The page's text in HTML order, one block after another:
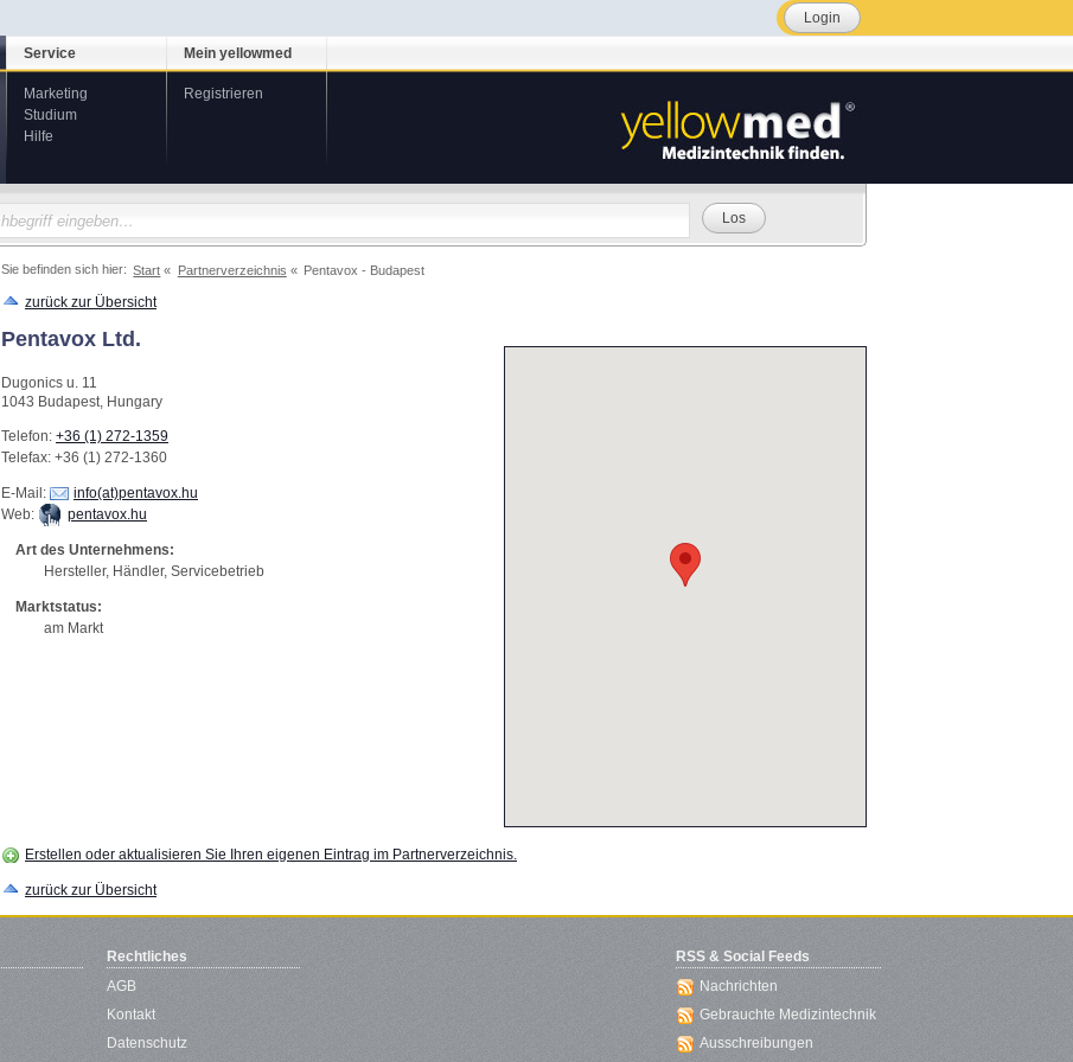
Login
Service
Marketing
Studium
Hilfe
Mein yellowmed
Registrieren
Los
Sie befinden sich hier: Start Partnerverzeichnis Pentavox - Budapest
zurück zur Übersicht
Pentavox Ltd.
Dugonics u. 11
1043 Budapest, Hungary
Telefon: +36 (1) 272-1359
Telefax: +36 (1) 272-1360
E-Mail:
info(at)pentavox.hu
Web:
pentavox.hu
Art des Unternehmens:
Hersteller, Händler, Servicebetrieb
Marktstatus:
am Markt
Erstellen oder aktualisieren Sie Ihren eigenen Eintrag im Partnerverzeichnis.
zurück zur Übersicht
Rechtliches
AGB
Kontakt
Datenschutz
RSS & Social Feeds
Nachrichten
Gebrauchte Medizintechnik
Ausschreibungen